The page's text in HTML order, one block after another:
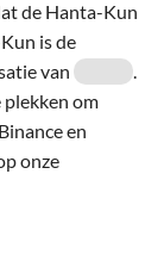
de Hanta-Kun
is de
van
.
plekken om
en
onze